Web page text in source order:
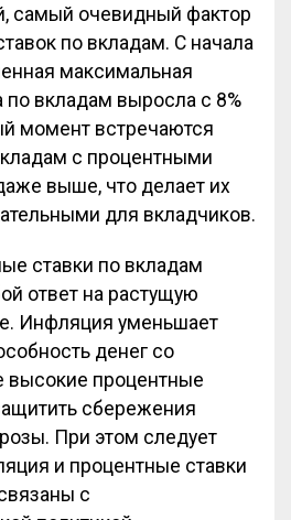
самый очевидный фактор
по вкладам. С начала
максимальная
по вкладам выросла с 8%
момент встречаются
с процентными
выше, что делает их
для вкладчиков.
ставки по вкладам
ответ на растущую
Инфляция уменьшает
денег со
высокие процентные
сбережения
При этом следует
и процентные ставки
с